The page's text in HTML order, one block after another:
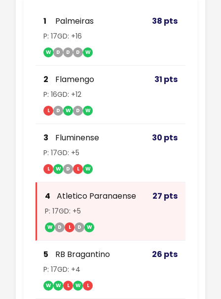
1 Palmeiras 38 pts
P: 17GD: +16
W D D D W
2 Flamengo 31 pts
P: 16GD: +12
L D W D W
3 Fluminense 30 pts
P: 17GD: +5
L W D L W
4 Atletico Paranaense 27 pts
P: 17GD: +5
W D L D W
5 RB Bragantino 26 pts
P: 17GD: +4
W W L W L